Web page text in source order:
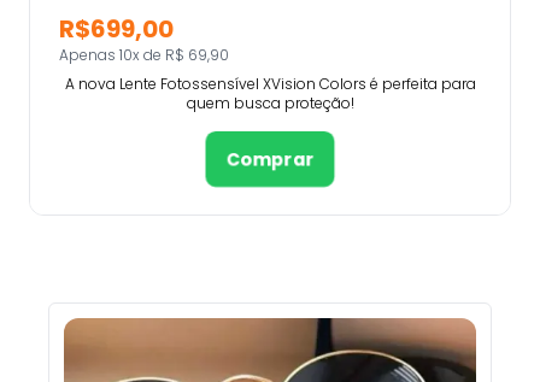
R$699,00
Apenas 10x de R$ 69,90
A nova Lente Fotossensível XVision Colors é perfeita para
quem busca proteção!
Comprar